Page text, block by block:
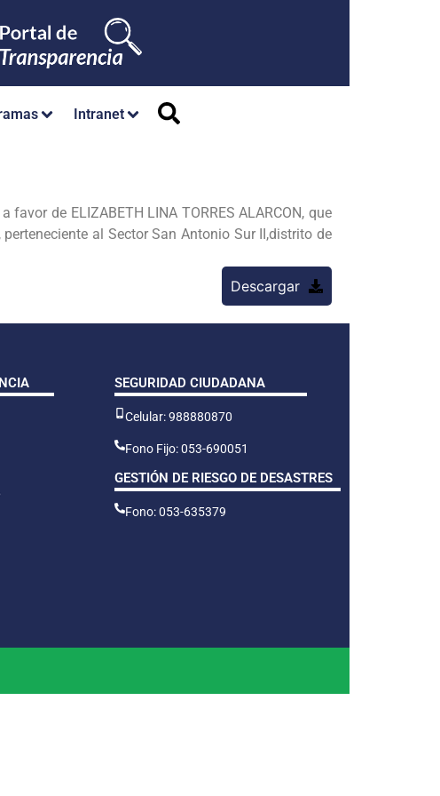
Intranet
favor de ELIZABETH LINA TORRES ALARCON, que
al Sector San Antonio Sur II,distrito de
Descargar
SEGURIDAD CIUDADANA
Celular: 988880870
Fono Fijo: 053-690051
GESTIÓN DE RIESGO DE DESASTRES
Fono: 053-635379